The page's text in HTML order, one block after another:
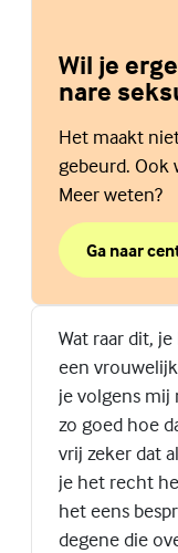
Wil je
nare
Het maakt
gebeurd. Ook
Meer weten?
Ga naar
over Wil je
(Externe
Wat raar dit,
een
je volgens
zo goed hoe
vrij zeker dat
je het recht
het eens
degene die